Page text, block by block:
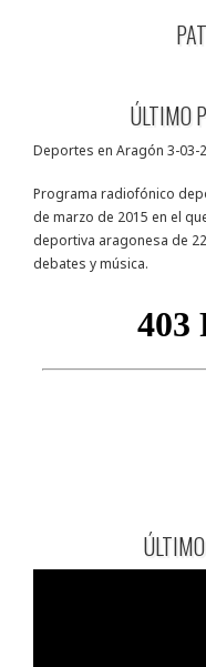
ÚLTIMO
Deportes en Aragón 3-03-
Programa radiofónico
de marzo de 2015 en el
deportiva aragonesa de
debates y música.